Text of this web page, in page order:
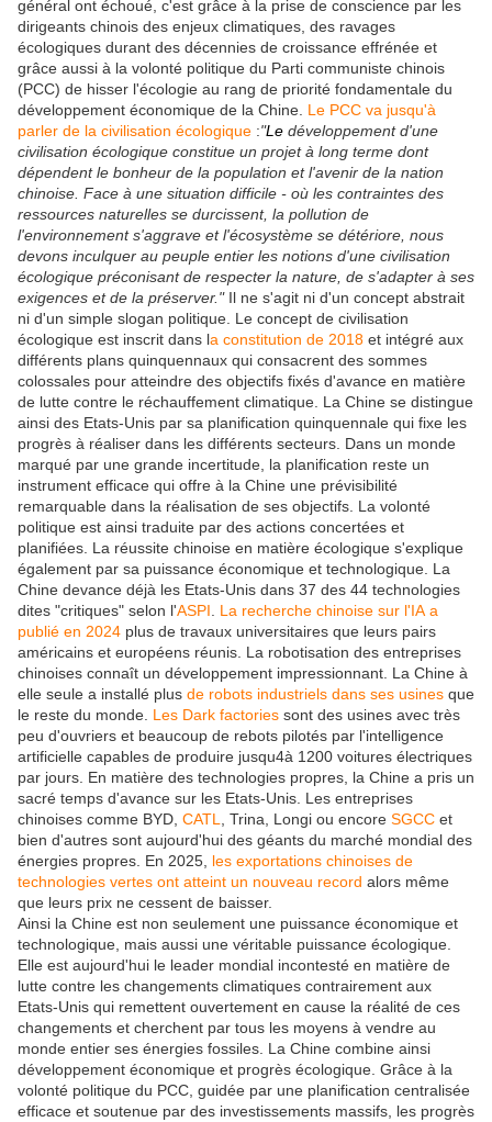
général ont échoué, c'est grâce à la prise de conscience par les
dirigeants chinois des enjeux climatiques, des ravages
écologiques durant des décennies de croissance effrénée et
grâce aussi à la volonté politique du Parti communiste chinois
(PCC) de hisser l'écologie au rang de priorité fondamentale du
développement économique de la Chine. Le PCC va jusqu'à
parler de la civilisation écologique :"Le développement d'une
civilisation écologique constitue un projet à long terme dont
dépendent le bonheur de la population et l'avenir de la nation
chinoise. Face à une situation difficile - où les contraintes des
ressources naturelles se durcissent, la pollution de
l'environnement s'aggrave et l'écosystème se détériore, nous
devons inculquer au peuple entier les notions d'une civilisation
écologique préconisant de respecter la nature, de s'adapter à ses
exigences et de la préserver."Il ne s'agit ni d'un concept abstrait
ni d'un simple slogan politique. Le concept de civilisation
écologique est inscrit dans la constitution de 2018 et intégré aux
différents plans quinquennaux qui consacrent des sommes
colossales pour atteindre des objectifs fixés d'avance en matière
de lutte contre le réchauffement climatique. La Chine se distingue
ainsi des Etats-Unis par sa planification quinquennale qui fixe les
progrès à réaliser dans les différents secteurs. Dans un monde
marqué par une grande incertitude, la planification reste un
instrument efficace qui offre à la Chine une prévisibilité
remarquable dans la réalisation de ses objectifs . La volonté
politique est ainsi traduite par des actions concertées et
planifiées. La réussite chinoise en matière écologique s'explique
également par sa puissance économique et technologique. La
Chine devance déjà les Etats-Unis dans 37 des 44 technologies
dites "critiques" selon l'ASPI
La recherche chinoise sur l'IA a
publié en 2024 plus de travaux universitaires que leurs pairs
américains et européens réunis. La robotisation des entreprises
chinoises connaît un développement impressionnant. La Chine à
elle seule a installé plus de robots industriels dans ses usines que
le reste du monde. Les Dark factories sont des usines avec très
peu d'ouvriers et beaucoup de rebots pilotés par l'intelligence
artificielle capables de produire jusqu4à 1200 voitures électriques
par jours. En matière des technologies propres, la Chine a pris un
sacré temps d'avance sur les Etats-Unis . Les entreprises
chinoises comme BYD, CATL , Trina, Longi ou encore SGCC et
bien d'autres sont aujourd'hui des géants du marché mondial des
énergies propres. En 2025, les exportations chinoises de
technologies vertes ont atteint un nouveau record alors même
que leurs prix ne cessent de baisser.
Ainsi la Chine est non seulement une puissance économique et
technologique, mais aussi une véritable puissance écologique.
Elle est aujourd'hui le leader mondial incontesté en matière de
lutte contre les changements climatiques contrairement aux
Etats-Unis qui remettent ouvertement en cause la réalité de ces
changements et cherchent par tous les moyens à vendre au
monde entier ses énergies fossiles. La Chine combine ainsi
développement économique et progrès écologique. Grâce à la
volonté politique du PCC, guidée par une planification centralisée
efficace et soutenue par des investissements massifs, les progrès